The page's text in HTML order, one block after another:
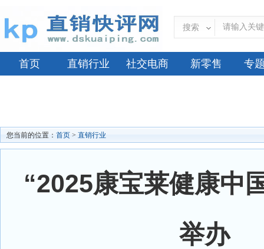
搜索
首页 直销行业 社交电商 新零售 专
您当前的位置： 首页 > 直销行业
“2025康宝莱健康中
举办